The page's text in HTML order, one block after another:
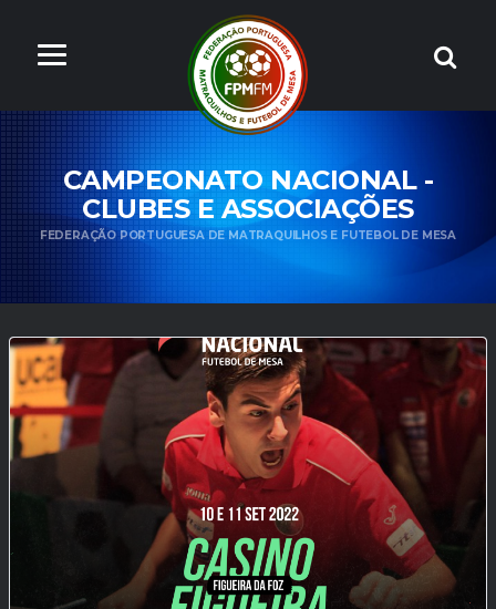
CAMPEONATO NACIONAL -
CLUBES E ASSOCIAÇÕES
FEDERAÇÃO PORTUGUESA DE MATRAQUILHOS E FUTEBOL DE MESA